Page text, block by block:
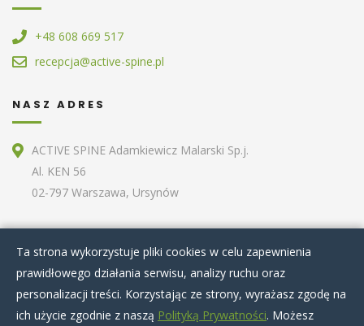
+48 608 669 517
recepcja@active-spine.pl
NASZ ADRES
ACTIVE SPINE Adamkiewicz Malarski Sp.j.
Al. KEN 56
02-797 Warszawa, Ursynów
O nas
Terapie specjalistyczne
Zabiegi kosmetyczne
Artykuły Nasz zespół
Ta strona wykorzystuje pliki cookies w celu zapewnienia
prawidłowego działania serwisu, analizy ruchu oraz
personalizacji treści. Korzystając ze strony, wyrażasz zgodę na
ich użycie zgodnie z naszą Polityką Prywatności. Możesz